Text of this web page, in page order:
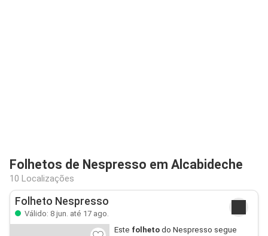
Folhetos de Nespresso em Alcabideche
10 Localizações
Folheto Nespresso
Válido: 8 jun. até 17 ago.
Este folhetodo Nespresso segue